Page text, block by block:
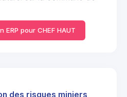
ERP pour CHEF HAUT
des risques miniers